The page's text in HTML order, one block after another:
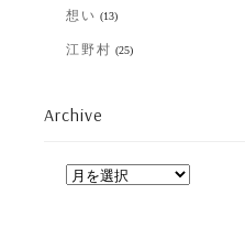
想い (13)
江野村 (25)
Archive